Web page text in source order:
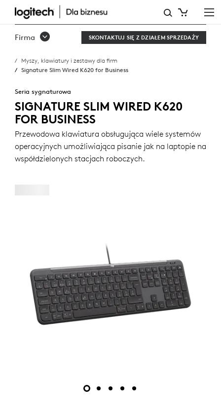
SIGNATURE
SLIM
K620
FOR
BUSINESS
Firma SKONTAKTUJ SIĘ Z DZIAŁEM SPRZEDAŻY
Myszy, klawiatury i zestawy dla firm
Signature Slim Wired K620 for Business
Seria sygnaturowa
SIGNATURE SLIM WIRED K620
FOR BUSINESS
Przewodowa klawiatura obsługująca wiele systemów
operacyjnych umożliwiająca pisanie jak na laptopie na
współdzielonych stacjach roboczych.